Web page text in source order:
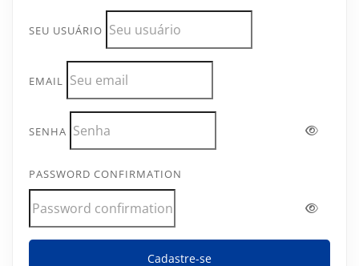
SEU USUÁRIO
EMAIL
SENHA
PASSWORD CONFIRMATION
Cadastre-se